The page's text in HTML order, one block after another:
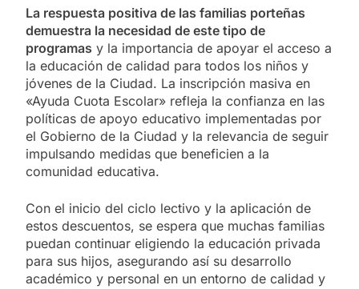
La respuesta positiva de las familias porteñas
demuestra la necesidad de este tipo de
programas y la importancia de apoyar el acceso a
la educación de calidad para todos los niños y
jóvenes de la Ciudad. La inscripción masiva en
«Ayuda Cuota Escolar» refleja la confianza en las
políticas de apoyo educativo implementadas por
el Gobierno de la Ciudad y la relevancia de seguir
impulsando medidas que beneficien a la
comunidad educativa.
Con el inicio del ciclo lectivo y la aplicación de
estos descuentos, se espera que muchas familias
puedan continuar eligiendo la educación privada
para sus hijos, asegurando así su desarrollo
académico y personal en un entorno de calidad y